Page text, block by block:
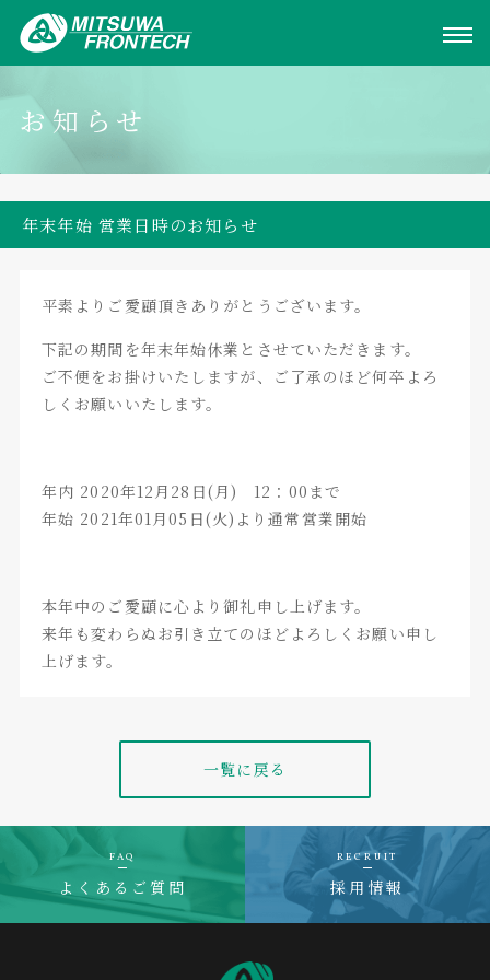
お知らせ
年末年始 営業日時のお知らせ
平素よりご愛顧頂きありがとうございます。
下記の期間を年末年始休業とさせていただきます。
ご不便をお掛けいたしますが、ご了承のほど何卒よろ
しくお願いいたします。
年内 2020年12月28日(月) 12：00まで
年始 2021年01月05日(火)より通常営業開始
本年中のご愛顧に心より御礼申し上げます。
来年も変わらぬお引き立てのほどよろしくお願い申し
上げます。
一覧に戻る
FAQ
よくあるご質問
RECRUIT
採用情報